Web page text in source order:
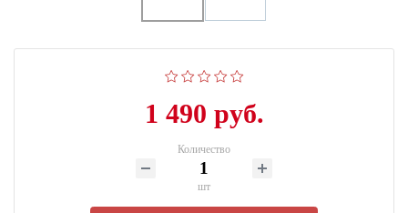
1 490 руб.
Количество
шт